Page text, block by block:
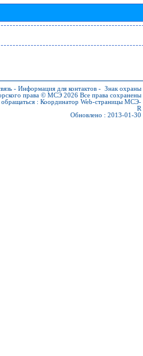
- Информация для контактов - Знак охраны
права © МСЭ 2026 Все права сохранены
: Координатор Web-страницы МСЭ-
R
Обновлено : 2013-01-30